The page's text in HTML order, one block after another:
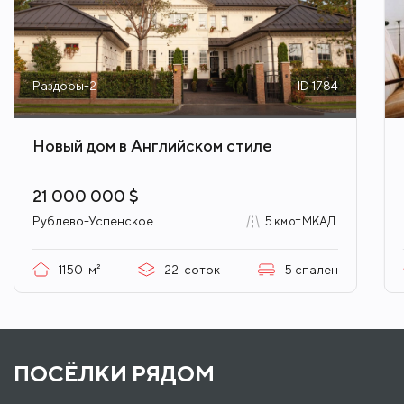
Раздоры-2 ID 1784
Новый дом в Английском стиле
21 000 000 $
Рублево-Успенское 5 км от МКАД
1150 м² 22 соток 5 спален
ПОСЁЛКИ РЯДОМ